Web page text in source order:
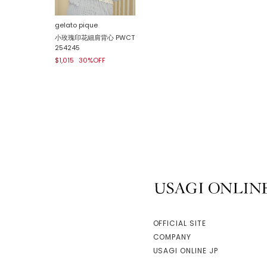
gelato pique
小玫瑰印花細肩背心 PWCT
254245
$1,015 30%OFF
OFFICIAL SITE
COMPANY
USAGI ONLINE JP